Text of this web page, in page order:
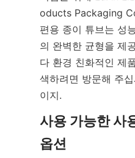
oducts Packaging
편용 종이 튜브는 성
의 완벽한 균형을 제
다 환경 친화적인 제
색하려면 방문해 주
이지.
사용 가능한 사
옵션